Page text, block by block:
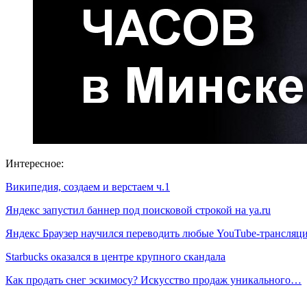
Интересное:
Википедия, создаем и верстаем ч.1
Яндекс запустил баннер под поисковой строкой на ya.ru
Яндекс Браузер научился переводить любые YouTube-
Starbucks оказался в центре крупного скандала
Как продать снег эскимосу? Искусство продаж уникального…